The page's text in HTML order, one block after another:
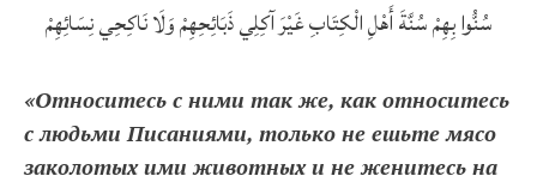
سُنُّوا بِهِمْ سُنَّةَ أَهْلِ الْكِتَابِ غَيْرَ آكِلِي ذَبَائِحِهِمْ وَلَا نَاكِحِي نِسَائِهِمْ
«Относитесь с ними так же, как относитесь
с людьми Писаниями, только не ешьте мясо
заколотых ими животных и не женитесь на